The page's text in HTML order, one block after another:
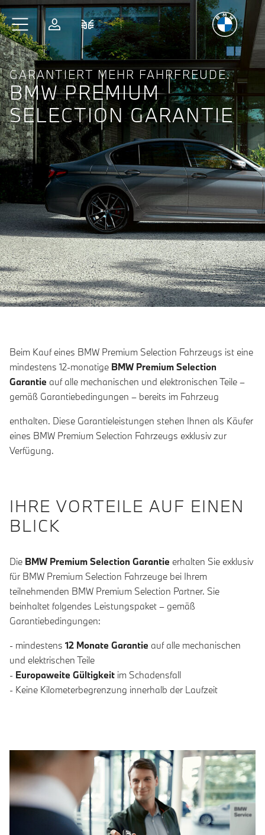
Zum Hauptinhalt springen
AnmeldenFahrzeugvergleich
Freudeam Fahren
GARANTIERT MEHR FAHRFREUDE.
BMW PREMIUM
SELECTION GARANTIE
Beim Kauf eines BMW Premium Selection Fahrzeugs ist eine
mindestens 12-monatige BMW Premium Selection
Garantie auf alle mechanischen und elektronischen Teile –
gemäß Garantiebedingungen – bereits im Fahrzeug
enthalten. Diese Garantieleistungen stehen Ihnen als Käufer
eines BMW Premium Selection Fahrzeugs exklusiv zur
Verfügung.
IHRE VORTEILE AUF EINEN
BLICK
Die BMW Premium Selection Garantie erhalten Sie exklusiv
für BMW Premium Selection Fahrzeuge bei Ihrem
teilnehmenden BMW Premium Selection Partner. Sie
beinhaltet folgendes Leistungspaket – gemäß
Garantiebedingungen:
- mindestens 12 Monate Garantie auf alle mechanischen
und elektrischen Teile
- Europaweite Gültigkeit im Schadensfall
- Keine Kilometerbegrenzung innerhalb der Laufzeit